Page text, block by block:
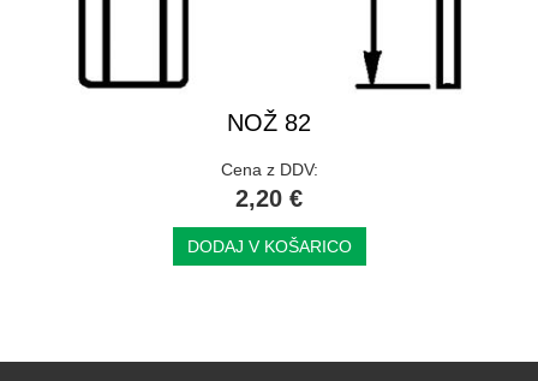
NOŽ 82
Cena z DDV:
2,20 €
DODAJ V KOŠARICO